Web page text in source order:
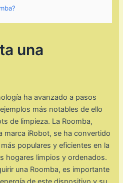
una
ha avanzado a pasos
más notables de ello
de limpieza. La Roomba,
marca iRobot, se ha convertido
populares y eficientes en la
hogares limpios y ordenados.
una Roomba, es importante